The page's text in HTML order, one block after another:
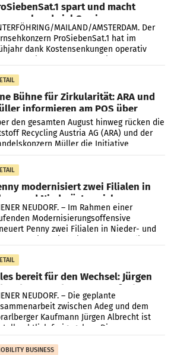
spart und macht
viel Gewinn
MAILAND/AMSTERDAM. Der
ProSiebenSat.1 hat im
dank Kostensenkungen operativ
Bühne für Zirkularität: ARA und
informieren am POS über
den gesamten August hinweg rücken die
Recycling Austria AG (ARA) und der
Müller die Initiative
Helden“ in allen österreichischen
Filialen
modernisiert zwei Filialen in
und Niederösterreich
NEUDORF. – Im Rahmen einer
Modernisierungsoffensive
Penny zwei Filialen in Nieder- und
bereit für den Wechsel: Jürgen
setzt ab 1.1.2027 auf Adeg
NEUDORF. – Die geplante
zwischen Adeg und dem
Kaufmann Jürgen Albrecht ist
freigegeben: Die
und der
BUSINESS